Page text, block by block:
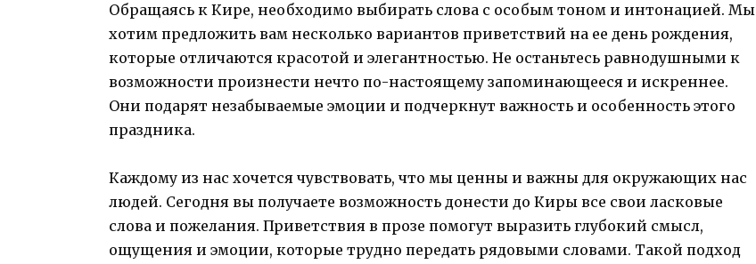
Обращаясь к Кире, необходимо выбирать слова с особым тоном и интонацией. Мы
хотим предложить вам несколько вариантов приветствий на ее день рождения,
которые отличаются красотой и элегантностью. Не останьтесь равнодушными к
возможности произнести нечто по-настоящему запоминающееся и искреннее.
Они подарят незабываемые эмоции и подчеркнут важность и особенность этого
праздника.
Каждому из нас хочется чувствовать, что мы ценны и важны для окружающих нас
людей. Сегодня вы получаете возможность донести до Киры все свои ласковые
слова и пожелания. Приветствия в прозе помогут выразить глубокий смысл,
ощущения и эмоции, которые трудно передать рядовыми словами. Такой подход